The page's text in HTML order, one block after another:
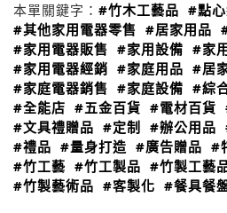
本單關鍵字： #竹木工藝品 #點
#其他家用電器零售 #居家用品
#家用電器販售 #家用設備 #家
#家用電器經銷 #家庭用品 #居
#家庭電器銷售 #家庭設備 #綜
#全能店 #五金百貨 #電材百貨
#文具禮贈品 #定制 #辦公用品
#禮品 #量身打造 #廣告贈品 #
#竹工藝 #竹工製品 #竹製工藝
#竹製藝術品 #客製化 #餐具餐